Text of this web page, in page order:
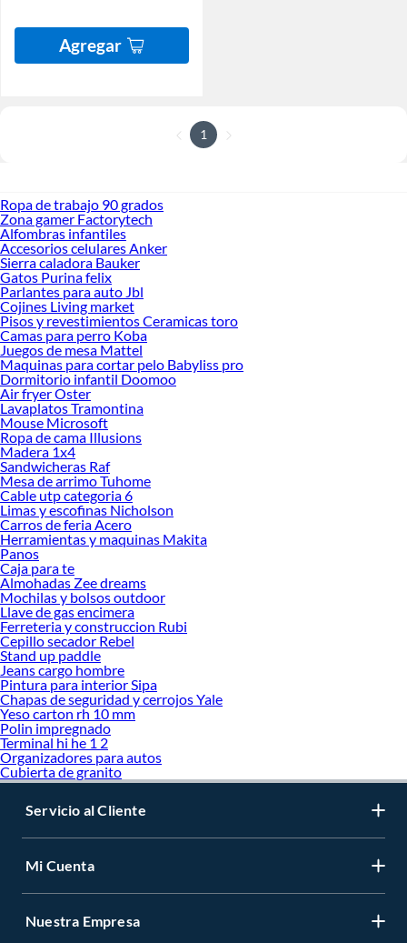
Agregar
1
Ropa de trabajo 90 grados
Zona gamer Factorytech
Alfombras infantiles
Accesorios celulares Anker
Sierra caladora Bauker
Gatos Purina felix
Parlantes para auto Jbl
Cojines Living market
Pisos y revestimientos Ceramicas toro
Camas para perro Koba
Juegos de mesa Mattel
Maquinas para cortar pelo Babyliss pro
Dormitorio infantil Doomoo
Air fryer Oster
Lavaplatos Tramontina
Mouse Microsoft
Ropa de cama Illusions
Madera 1x4
Sandwicheras Raf
Mesa de arrimo Tuhome
Cable utp categoria 6
Limas y escofinas Nicholson
Carros de feria Acero
Herramientas y maquinas Makita
Panos
Caja para te
Almohadas Zee dreams
Mochilas y bolsos outdoor
Llave de gas encimera
Ferreteria y construccion Rubi
Cepillo secador Rebel
Stand up paddle
Jeans cargo hombre
Pintura para interior Sipa
Chapas de seguridad y cerrojos Yale
Yeso carton rh 10 mm
Polin impregnado
Terminal hi he 1 2
Organizadores para autos
Cubierta de granito
Servicio al Cliente
Mi Cuenta
Nuestra Empresa